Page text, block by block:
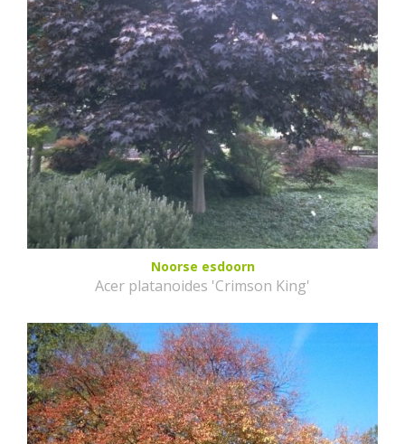
Noorse esdoorn
Acer platanoides 'Crimson King'